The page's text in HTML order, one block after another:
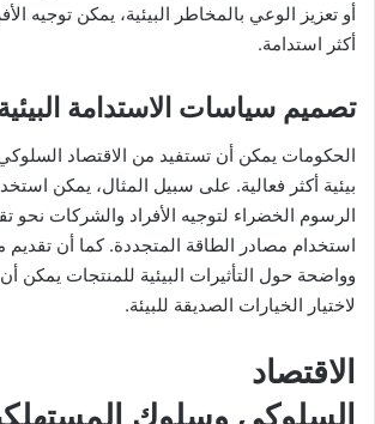
أو تعزيز الوعي بالمخاطر البيئية، يمكن توجيه
أكثر استدامة.
تصميم سياسات الاستدامة
الحكومات يمكن أن تستفيد من الاقتصاد
بيئية أكثر فعالية. على سبيل المثال، يمكن
الرسوم الخضراء لتوجيه الأفراد والشركات نحو
استخدام مصادر الطاقة المتجددة. كما أن
وواضحة حول التأثيرات البيئية للمنتجات يمكن
لاختيار الخيارات الصديقة للبيئة.
الاقتصاد